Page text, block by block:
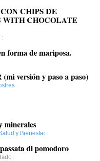
CHIPS DE
WITH CHOCOLATE
:
forma de mariposa.
versión y paso a paso)
minerales
y Bienestar
di pomodoro
: